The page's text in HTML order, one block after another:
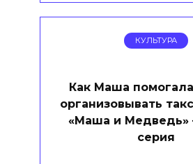
КУЛЬТУРА
Как Маша
организовывать
«Маша и Медведь»
серия